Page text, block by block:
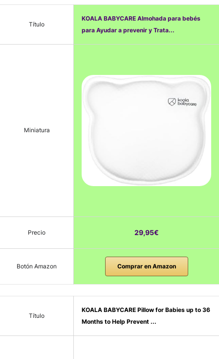
Título
KOALA BABYCARE Almohada para bebés
para Ayudar a prevenir y Trata...
Miniatura
Precio 29,95€
Botón Amazon Comprar en Amazon
Título
KOALA BABYCARE Pillow for Babies up to 36
Months to Help Prevent ...